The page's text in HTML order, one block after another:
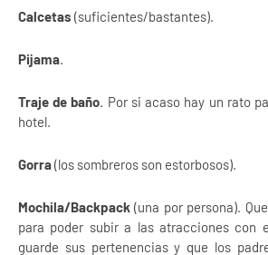
Calcetas (suficientes/bastantes).
Pijama.
Traje de baño. Por si acaso hay un rato
hotel.
Gorra(los sombreros son estorbosos).
Mochila/Backpack (una por persona).
para poder subir a las atracciones con
guarde sus pertenencias y que los